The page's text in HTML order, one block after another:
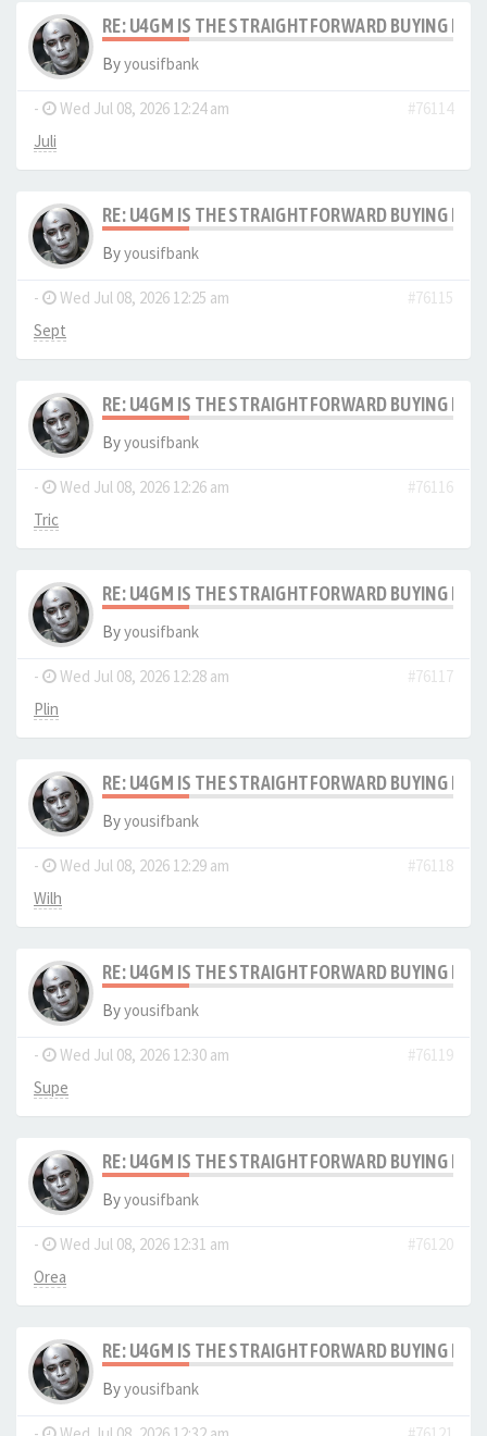
RE: U4GM IS THE STRAIGHTFORWARD BUYING
Byyousifbank
- Wed Jul 08, 2026 12:24 am
#76114
Juli
RE: U4GM IS THE STRAIGHTFORWARD BUYING
Byyousifbank
- Wed Jul 08, 2026 12:25 am
#76115
Sept
RE: U4GM IS THE STRAIGHTFORWARD BUYING
Byyousifbank
- Wed Jul 08, 2026 12:26 am
#76116
Tric
RE: U4GM IS THE STRAIGHTFORWARD BUYING
Byyousifbank
- Wed Jul 08, 2026 12:28 am
#76117
Plin
RE: U4GM IS THE STRAIGHTFORWARD BUYING
Byyousifbank
- Wed Jul 08, 2026 12:29 am
#76118
Wilh
RE: U4GM IS THE STRAIGHTFORWARD BUYING
Byyousifbank
- Wed Jul 08, 2026 12:30 am
#76119
Supe
RE: U4GM IS THE STRAIGHTFORWARD BUYING
Byyousifbank
- Wed Jul 08, 2026 12:31 am
#76120
Orea
RE: U4GM IS THE STRAIGHTFORWARD BUYING
Byyousifbank